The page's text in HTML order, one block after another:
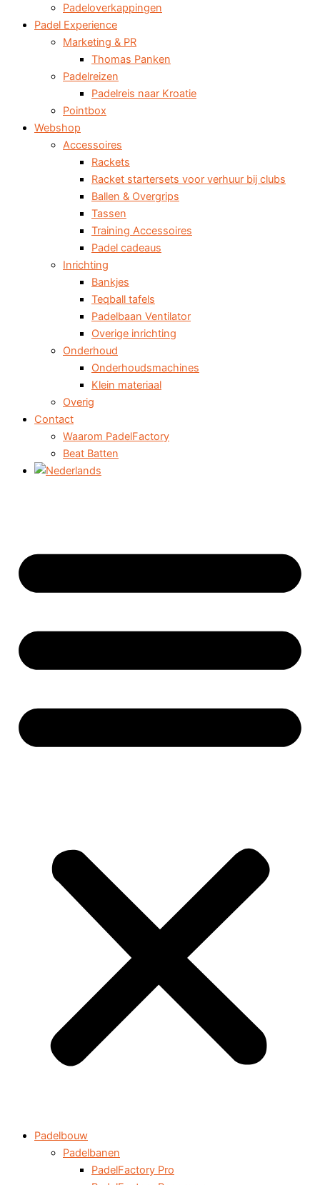
Padeloverkappingen
Padel Experience
Marketing & PR
Thomas Panken
Padelreizen
Padelreis naar Kroatie
Pointbox
Webshop
Accessoires
Rackets
Racket startersets voor verhuur bij clubs
Ballen & Overgrips
Tassen
Training Accessoires
Padel cadeaus
Inrichting
Bankjes
Teqball tafels
Padelbaan Ventilator
Overige inrichting
Onderhoud
Onderhoudsmachines
Klein materiaal
Overig
Contact
Waarom PadelFactory
Beat Batten
Padelbouw
Padelbanen
PadelFactory Pro